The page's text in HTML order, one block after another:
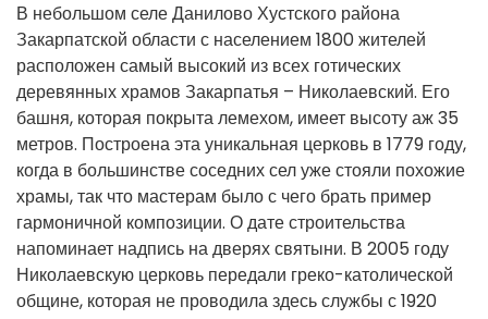
В небольшом селе Данилово Хустского района
Закарпатской области с населением 1800 жителей
расположен самый высокий из всех готических
деревянных храмов Закарпатья – Николаевский. Его
башня, которая покрыта лемехом, имеет высоту аж 35
метров. Построена эта уникальная церковь в 1779 году,
когда в большинстве соседних сел уже стояли похожие
храмы, так что мастерам было с чего брать пример
гармоничной композиции. О дате строительства
напоминает надпись на дверях святыни. В 2005 году
Николаевскую церковь передали греко-католической
общине, которая не проводила здесь службы с 1920